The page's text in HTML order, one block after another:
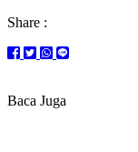
Share :
Baca Juga